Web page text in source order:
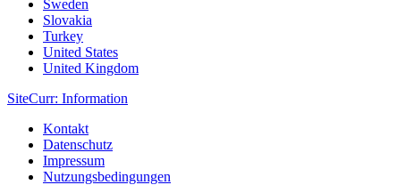
Sweden
Slovakia
Turkey
United States
United Kingdom
SiteCurr: Information
Kontakt
Datenschutz
Impressum
Nutzungsbedingungen